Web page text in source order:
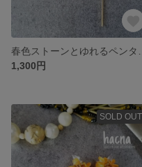
1,300円
SOLD OUT